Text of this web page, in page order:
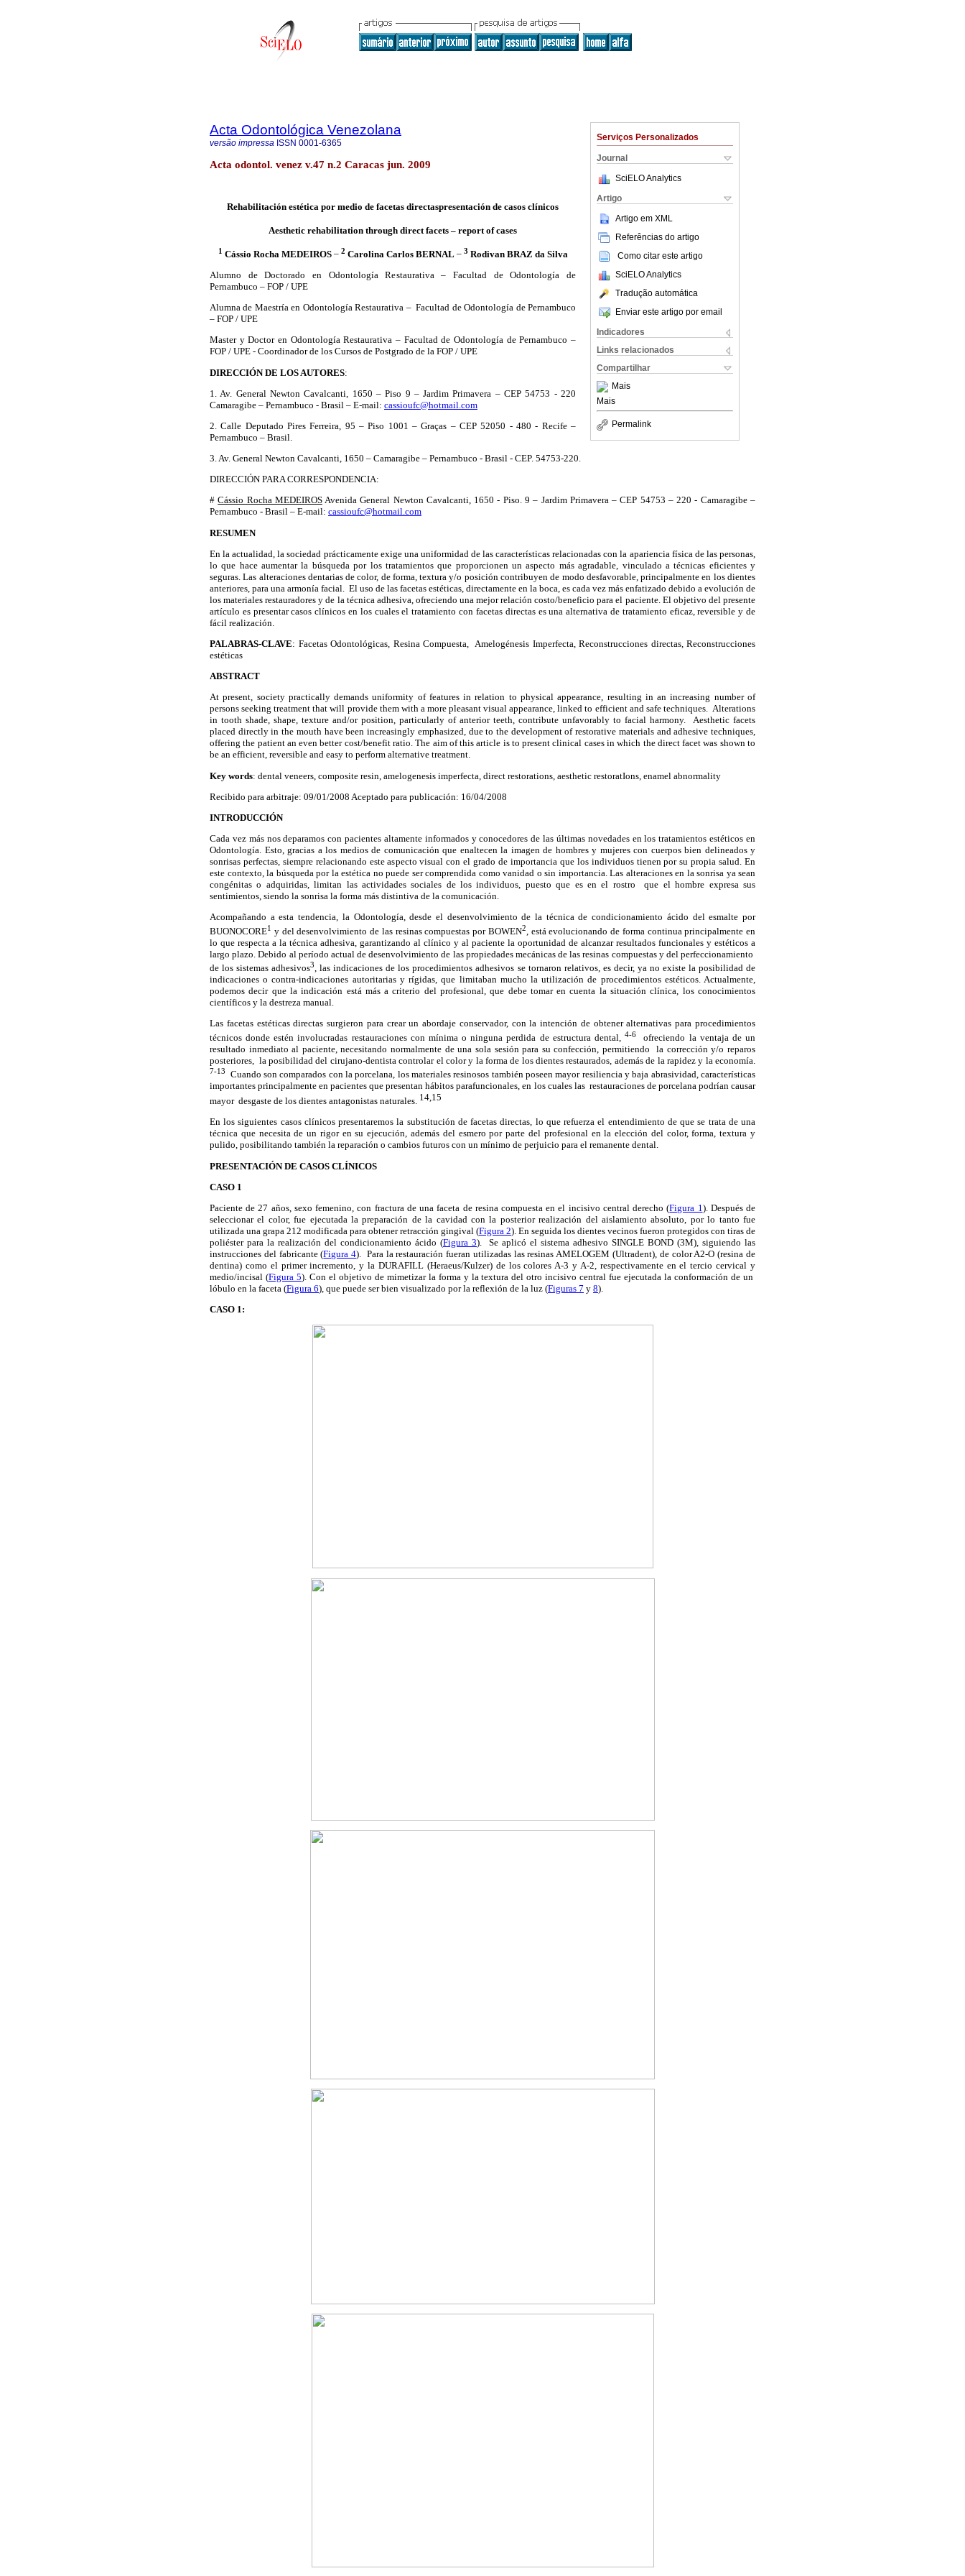
Serviços Personalizados
Journal
SciELO Analytics
Artigo
Artigo em XML
Referências do artigo
Como citar este artigo
SciELO Analytics
Tradução automática
Enviar este artigo por email
Indicadores
Links relacionados
Compartilhar
Mais
Mais
Permalink
Acta Odontológica Venezolana
versão impressa ISSN 0001-6365
Acta odontol. venez v.47 n.2 Caracas jun. 2009
Rehabilitación estética por medio de facetas directaspresentación de casos clínicos
Aesthetic rehabilitation through direct facets – report of cases
1 Cássio Rocha MEDEIROS– 2 Carolina Carlos BERNAL – 3 Rodivan BRAZ da Silva
Alumno de Doctorado en Odontología Restaurativa – Facultad de Odontología de
Pernambuco – FOP / UPE
Alumna de Maestría en Odontología Restaurativa – Facultad de Odontología de Pernambuco
– FOP / UPE
Master y Doctor en Odontología Restaurativa – Facultad de Odontología de Pernambuco –
FOP / UPE - Coordinador de los Cursos de Postgrado de la FOP / UPE
DIRECCIÓN DE LOS AUTORES:
1. Av. General Newton Cavalcanti, 1650 – Piso 9 – Jardim Primavera – CEP 54753 - 220
Camaragibe – Pernambuco - Brasil – E-mail: cassioufc@hotmail.com
2. Calle Deputado Pires Ferreira, 95 – Piso 1001 – Graças – CEP 52050 - 480 - Recife –
Pernambuco – Brasil.
3. Av. General Newton Cavalcanti, 1650 – Camaragibe – Pernambuco - Brasil - CEP. 54753-220.
DIRECCIÓN PARA CORRESPONDENCIA:
#Cássio Rocha MEDEIROSAvenida General Newton Cavalcanti, 1650 - Piso. 9 – Jardim Primavera – CEP 54753 – 220 - Camaragibe –
Pernambuco - Brasil – E-mail: cassioufc@hotmail.com
RESUMEN
En la actualidad, la sociedad prácticamente exige una uniformidad de las características relacionadas con la apariencia física de las personas,
lo que hace aumentar la búsqueda por los tratamientos que proporcionen un aspecto más agradable, vinculado a técnicas eficientes y
seguras. Las alteraciones dentarias de color, de forma, textura y/o posición contribuyen de modo desfavorable, principalmente en los dientes
anteriores, para una armonía facial. El uso de las facetas estéticas, directamente en la boca, es cada vez más enfatizado debido a evolución de
los materiales restauradores y de la técnica adhesiva, ofreciendo una mejor relación costo/beneficio para el paciente. El objetivo del presente
artículo es presentar casos clínicos en los cuales el tratamiento con facetas directas es una alternativa de tratamiento eficaz, reversible y de
fácil realización.
PALABRAS-CLAVE: Facetas Odontológicas, Resina Compuesta, Amelogénesis Imperfecta, Reconstrucciones directas, Reconstrucciones
estéticas
ABSTRACT
At present, society practically demands uniformity of features in relation to physical appearance, resulting in an increasing number of
persons seeking treatment that will provide them with a more pleasant visual appearance, linked to efficient and safe techniques. Alterations
in tooth shade, shape, texture and/or position, particularly of anterior teeth, contribute unfavorably to facial harmony.
Aesthetic facets
placed directly in the mouth have been increasingly emphasized, due to the development of restorative materials and adhesive techniques,
offering the patient an even better cost/benefit ratio. The aim of this article is to present clinical cases in which the direct facet was shown to
be an efficient, reversible and easy to perform alternative treatment.
Key words: dental veneers, composite resin, amelogenesis imperfecta, direct restorations, aesthetic restoratIons, enamel abnormality
Recibido para arbitraje: 09/01/2008 Aceptado para publicación: 16/04/2008
INTRODUCCIÓN
Cada vez más nos deparamos con pacientes altamente informados y conocedores de las últimas novedades en los tratamientos estéticos en
Odontología. Esto, gracias a los medios de comunicación que enaltecen la imagen de hombres y mujeres con cuerpos bien delineados y
sonrisas perfectas, siempre relacionando este aspecto visual con el grado de importancia que los individuos tienen por su propia salud. En
este contexto, la búsqueda por la estética no puede ser comprendida como vanidad o sin importancia. Las alteraciones en la sonrisa ya sean
congénitas o adquiridas, limitan las actividades sociales de los individuos, puesto que es en el rostro que el hombre expresa sus
sentimientos, siendo la sonrisa la forma más distintiva de la comunicación.
Acompañando a esta tendencia, la Odontología, desde el desenvolvimiento de la técnica de condicionamiento ácido del esmalte por
BUONOCORE1 y del desenvolvimiento de las resinas compuestas por BOWEN2
, está evolucionando de forma continua principalmente en
lo que respecta a la técnica adhesiva, garantizando al clínico y al paciente la oportunidad de alcanzar resultados funcionales y estéticos a
largo plazo. Debido al período actual de desenvolvimiento de las propiedades mecánicas de las resinas compuestas y del perfeccionamiento
de los sistemas adhesivos3, las indicaciones de los procedimientos adhesivos se tornaron relativos, es decir, ya no existe la posibilidad de
indicaciones o contra-indicaciones autoritarias y rígidas, que limitaban mucho la utilización de procedimientos estéticos. Actualmente,
podemos decir que la indicación está más a criterio del profesional, que debe tomar en cuenta la situación clínica, los conocimientos
científicos y la destreza manual.
Las facetas estéticas directas surgieron para crear un abordaje conservador, con la intención de obtener alternativas para procedimientos
técnicos donde estén involucradas restauraciones con mínima o ninguna perdida de estructura dental,4-6
ofreciendo la ventaja de un
resultado inmediato al paciente, necesitando normalmente de una sola sesión para su confección, permitiendo la corrección y/o reparos
posteriores, la posibilidad del cirujano-dentista controlar el color y la forma de los dientes restaurados, además de la rapidez y la economía.
7-13 Cuando son comparados con la porcelana, los materiales resinosos también poseen mayor resiliencia y baja abrasividad, características
importantes principalmente en pacientes que presentan hábitos parafuncionales, en los cuales las restauraciones de porcelana podrían causar
mayor desgaste de los dientes antagonistas naturales. 14,15
En los siguientes casos clínicos presentaremos la substitución de facetas directas, lo que refuerza el entendimiento de que se trata de una
técnica que necesita de un rigor en su ejecución, además del esmero por parte del profesional en la elección del color, forma, textura y
pulido, posibilitando también la reparación o cambios futuros con un mínimo de perjuicio para el remanente dental.
PRESENTACIÓN DE CASOS CLÍNICOS
CASO 1
Paciente de 27 años, sexo femenino, con fractura de una faceta de resina compuesta en el incisivo central derecho (Figura 1). Después de
seleccionar el color, fue ejecutada la preparación de la cavidad con la posterior realización del aislamiento absoluto, por lo tanto fue
utilizada una grapa 212 modificada para obtener retracción gingival (Figura 2). En seguida los dientes vecinos fueron protegidos con tiras de
poliéster para la realización del condicionamiento ácido (Figura 3). Se aplicó el sistema adhesivo SINGLE BOND (3M), siguiendo las
instrucciones del fabricante (Figura 4). Para la restauración fueran utilizadas las resinas AMELOGEM (Ultradent), de color A2-O (resina de
dentina) como el primer incremento, y la DURAFILL (Heraeus/Kulzer) de los colores A-3 y A-2, respectivamente en el tercio cervical y
medio/incisal (Figura 5). Con el objetivo de mimetizar la forma y la textura del otro incisivo central fue ejecutada la conformación de un
lóbulo en la faceta (Figura 6), que puede ser bien visualizado por la reflexión de la luz (Figuras 7 y 8).
CASO 1: